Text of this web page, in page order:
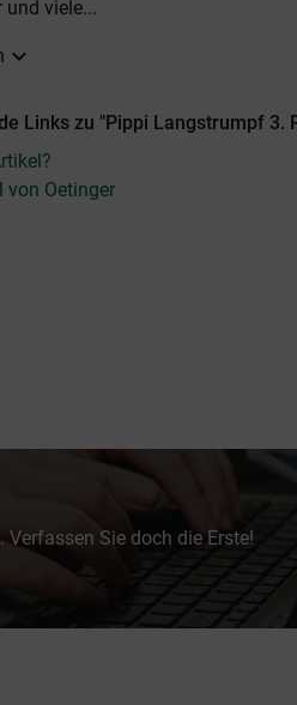
und viele...
expand_more
Links zu "Pippi Langstrumpf 3.
von Oetinger
Verfassen Sie doch die Erste!